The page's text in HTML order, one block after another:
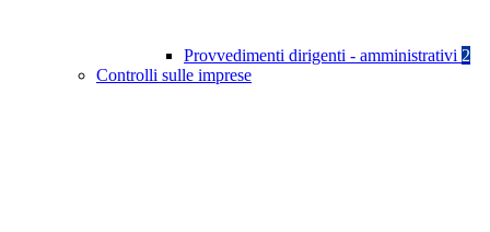
Provvedimenti dirigenti - amministrativi 2
Controlli sulle imprese